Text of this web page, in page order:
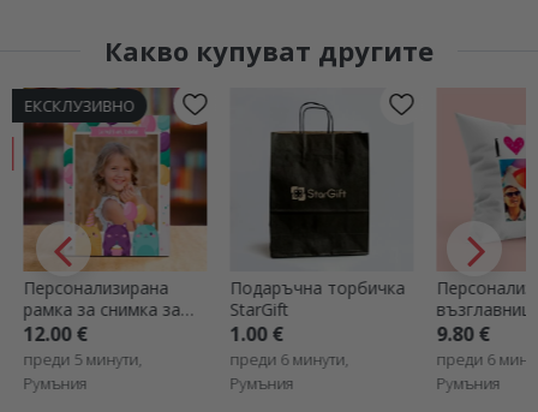
Какво купуват другите
ЕКСКЛУЗИВНО
Персонализирана
рамка за снимка за
бюро с текст и
снимка - Честит
рожден ден!
12.00 €
преди 5 минути,
Румъния
Подаръчна торбичка
StarGift
1.00 €
преди 6 минути,
Румъния
те
9.80 €
преди 6
Румъния